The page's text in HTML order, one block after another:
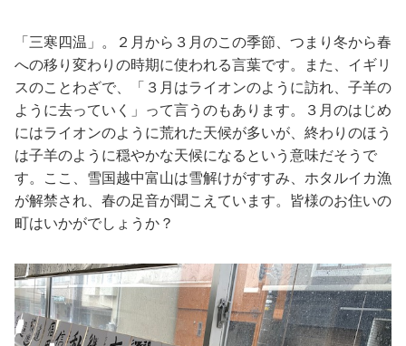
「三寒四温」。２月から３月のこの季節、つまり冬から春
への移り変わりの時期に使われる言葉です。また、イギリ
スのことわざで、「３月はライオンのように訪れ、子羊の
ように去っていく」って言うのもあります。３月のはじめ
にはライオンのように荒れた天候が多いが、終わりのほう
は子羊のように穏やかな天候になるという意味だそうで
す。ここ、雪国越中富山は雪解けがすすみ、ホタルイカ漁
が解禁され、春の足音が聞こえています。皆様のお住いの
町はいかがでしょうか？